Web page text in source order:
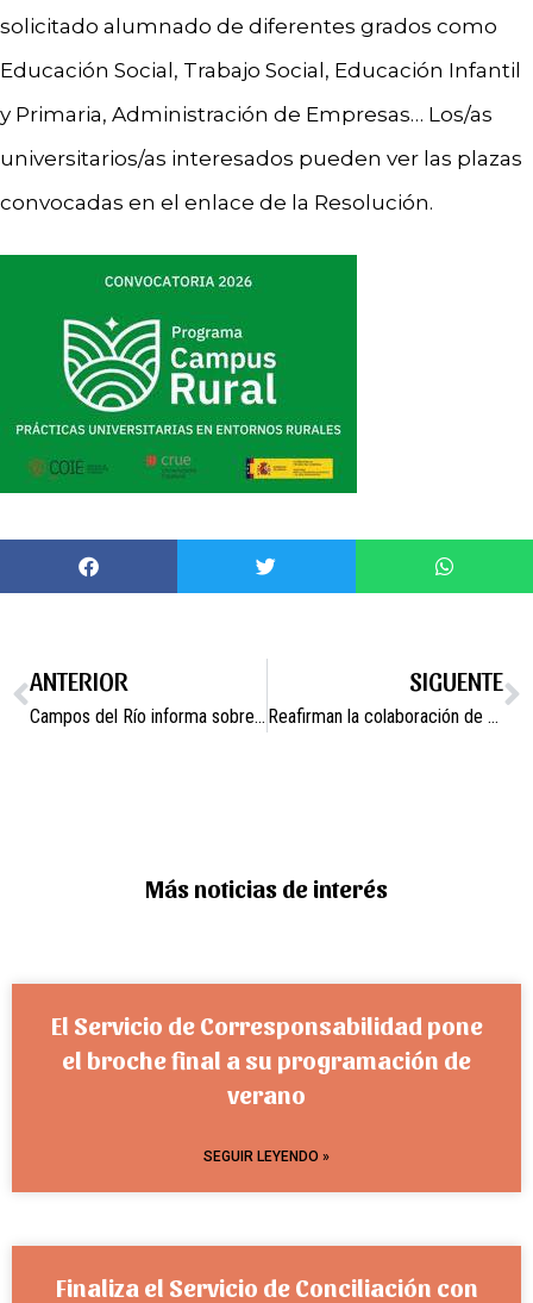
solicitado alumnado de diferentes grados como
Educación Social, Trabajo Social, Educación Infantil
y Primaria, Administración de Empresas… Los/as
universitarios/as interesados pueden ver las plazas
convocadas en el enlace de la Resolución.
ANTERIOR
Campos del Río informa sobre las ayudas LEADER en una asamblea participativa
SIGUENTE
Reafirman la colaboración de Campos del Río con el Proyecto Guardianes de Semillas
Más noticias de interés
El Servicio de Corresponsabilidad pone
el broche final a su programación de
verano
SEGUIR LEYENDO »
Finaliza el Servicio de Conciliación con